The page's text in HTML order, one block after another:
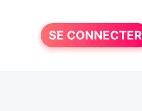
SE CONNECTER